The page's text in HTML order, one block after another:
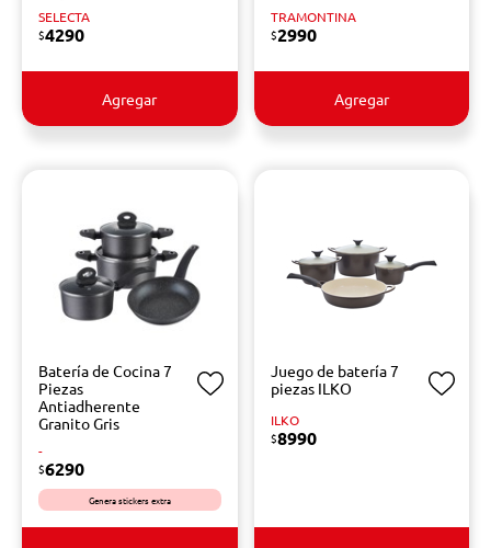
SELECTA
$4290
Agregar
TRAMONTINA
$2990
Agregar
Batería de Cocina 7
Piezas
Antiadherente
Granito Gris
-
$6290
Genera stickers extra
Juego de batería 7
piezas ILKO
ILKO
$8990